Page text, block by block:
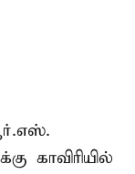
காவிரியில்